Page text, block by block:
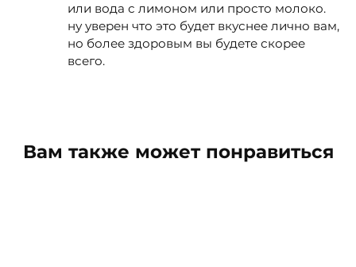
или вода с лимоном или просто молоко.
ну уверен что это будет вкуснее лично вам,
но более здоровым вы будете скорее
всего.
Вам также может понравиться